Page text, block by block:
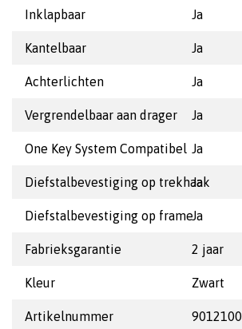
Inklapbaar Ja
Kantelbaar Ja
Achterlichten Ja
Vergrendelbaar aan drager Ja
One Key System Compatibel Ja
Diefstalbevestiging op trekhaak
Ja
Diefstalbevestiging op frameJa
Fabrieksgarantie 2 jaar
Kleur Zwart
Artikelnummer 9012100